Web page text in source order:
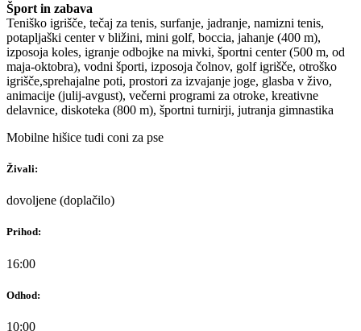
Šport in zabava
Teniško igrišče, tečaj za tenis, surfanje, jadranje, namizni tenis,
potapljaški center v bližini, mini golf, boccia, jahanje (400 m),
izposoja koles, igranje odbojke na mivki, športni center (500 m, od
maja-oktobra), vodni športi, izposoja čolnov, golf igrišče, otroško
igrišče,sprehajalne poti, prostori za izvajanje joge, glasba v živo,
animacije (julij-avgust), večerni programi za otroke, kreativne
delavnice, diskoteka (800 m), športni turnirji, jutranja gimnastika
Mobilne hišice tudi coni za pse
Živali:
dovoljene (doplačilo)
Prihod:
16:00
Odhod:
10:00